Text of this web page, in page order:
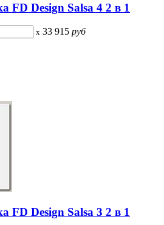
FD Design Salsa 4 2 в 1
x 33 915 руб
FD Design Salsa 3 2 в 1